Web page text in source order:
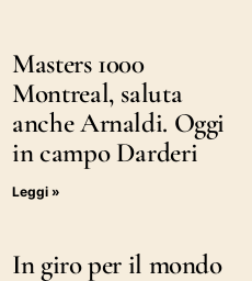
Masters 1000
Montreal, saluta
anche Arnaldi. Oggi
in campo Darderi
Leggi »
In giro per il mondo